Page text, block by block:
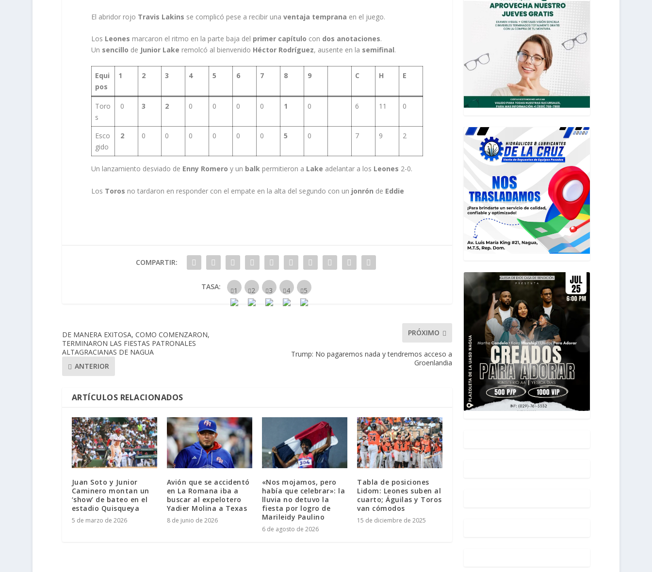
El abridor rojo Travis Lakins se complicó pese a recibir una ventaja temprana en el juego.
Los Leones marcaron el ritmo en la parte baja del primer capítulo con dos anotaciones.
Un sencillo de Junior Lake remolcó al bienvenido Héctor Rodríguez, ausente en la semifinal.
Equi
pos
1 2 3 4 5 6 7 8 9 C H E
Toro
s
0 3 2 0 0 0 0 1 0 6 11 0
Esco
gido
2 0 0 0 0 0 0 5 0 7 9 2
Un lanzamiento desviado de Enny Romero y un balkpermitieron a Lake adelantar a los Leones 2-0.
Los Toros no tardaron en responder con el empate en la alta del segundo con un jonrón de Eddie
COMPARTIR:
TASA:
DE MANERA EXITOSA, COMO COMENZARON,
TERMINARON LAS FIESTAS PATRONALES
ALTAGRACIANAS DE NAGUA
ANTERIOR
PRÓXIMO
Trump: No pagaremos nada y tendremos acceso a
Groenlandia
ARTÍCULOS RELACIONADOS
Juan Soto y Junior
Caminero montan un
‘show’ de bateo en el
estadio Quisqueya
5 de marzo de 2026
Avión que se accidentó
en La Romana iba a
buscar al expelotero
Yadier Molina a Texas
8 de junio de 2026
«Nos mojamos, pero
había que celebrar»: la
lluvia no detuvo la
fiesta por logro de
Marileidy Paulino
6 de agosto de 2026
Tabla de posiciones
Lidom: Leones suben al
cuarto; Águilas y Toros
van cómodos
15 de diciembre de 2025